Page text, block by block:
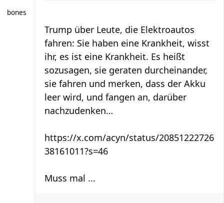
bones
Trump über Leute, die Elektroautos
fahren: Sie haben eine Krankheit, wisst
ihr, es ist eine Krankheit. Es heißt
sozusagen, sie geraten durcheinander,
sie fahren und merken, dass der Akku
leer wird, und fangen an, darüber
nachzudenken…
https://x.com/acyn/status/20851222726
38161011?s=46
Muss mal ...